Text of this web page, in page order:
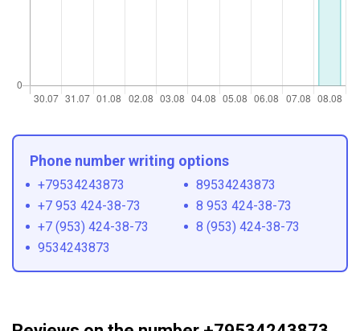
Phone number writing options
+79534243873
89534243873
+7 953 424-38-73
8 953 424-38-73
+7 (953) 424-38-73
8 (953) 424-38-73
9534243873